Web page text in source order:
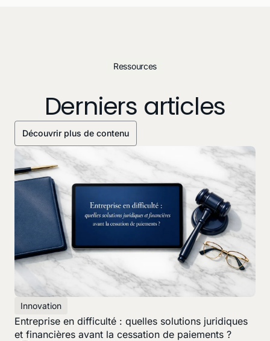
Ressources
Derniers articles
Découvrir plus de contenu
Innovation
Entreprise en difficulté : quelles solutions juridiques
et financières avant la cessation de paiements ?